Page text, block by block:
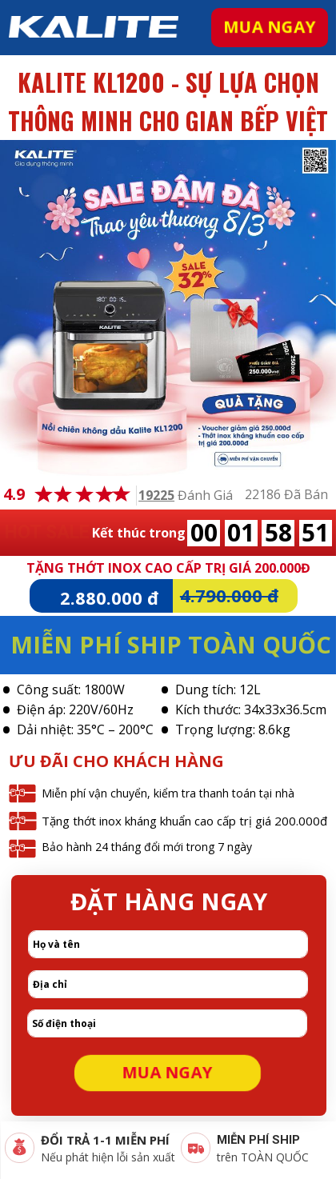
MUA NGAY
KALITE KL1200 - SỰ LỰA CHỌN
THÔNG MINH CHO GIAN BẾP VIỆT
19225Đánh Giá 22186 Đã Bán
4.9
Kết thúc trong 00 01 58 49
Công suất: 1800W
Điện áp: 220V/60Hz
Dải nhiệt: 35°C – 200°C
Dung tích: 12L
Kích thước: 34x33x36.5cm
Trọng lượng: 8.6kg
ƯU ĐÃI CHO KHÁCH HÀNG
Miễn phí vận chuyển, kiểm tra thanh toán tại nhà
Tặng thớt inox kháng khuẩn cao cấp trị giá 200.000đ
Bảo hành 24 tháng đổi mới trong 7 ngày
MIỄN PHÍ SHIP TOÀN QUỐC
2.880.000 đ 4.790.000 đ
TẶNG THỚT INOX CAO CẤP TRỊ GIÁ 200.000Đ
Nếu phát hiện lỗi sản xuất
ĐỔI TRẢ 1-1 MIỄN PHÍ
trên TOÀN QUỐC
MIỄN PHÍ SHIP
ĐẶT HÀNG NGAY
MUA NGAY